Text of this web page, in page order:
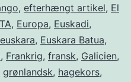
, efterhængt artikel, El
, Europa, Euskadi,
euskara, Euskara Batua,
, Frankrig, fransk, Galicien,
grønlandsk, hagekors,